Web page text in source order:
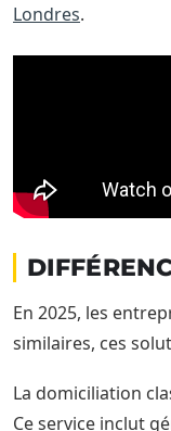
Londres.
En 2025, les
similaires, ces
La domiciliation
Ce service inclut